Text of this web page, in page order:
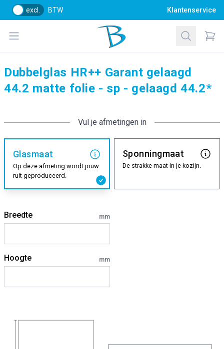
excl. BTW Klantenservice
Open menu
Bol Glascentrum B.V.
Zoeken
Dubbelglas HR++ Garant gelaagd
44.2 matte folie - sp - gelaagd 44.2*
Vul je afmetingen in
Glasmaat
Op deze afmeting wordt jouw
ruit geproduceerd.
Sponningmaat
De strakke maat in je kozijn.
Breedte mm
Hoogte mm